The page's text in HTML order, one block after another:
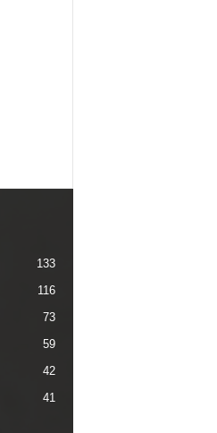
133
116
73
59
42
41